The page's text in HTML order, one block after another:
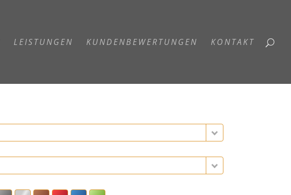
LEISTUNGEN KUNDENBEWERTUNGEN KONTAKT